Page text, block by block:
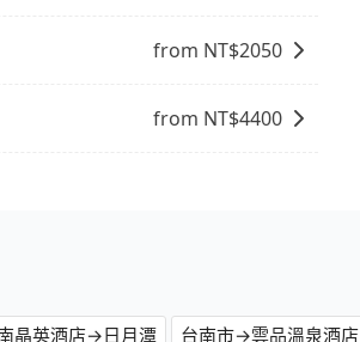
from NT$2050
from NT$4400
晶英酒店→日月潭 台南市→雲品溫泉酒店